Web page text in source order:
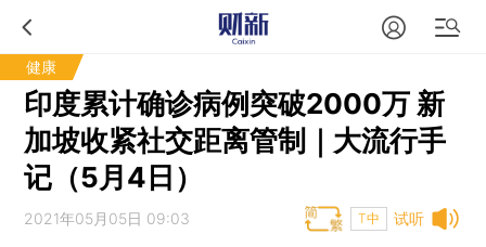
健康
印度累计确诊病例突破2000万 新
加坡收紧社交距离管制｜大流行手
记（5月4日）
试听
2021年05月05日 09:03 T中